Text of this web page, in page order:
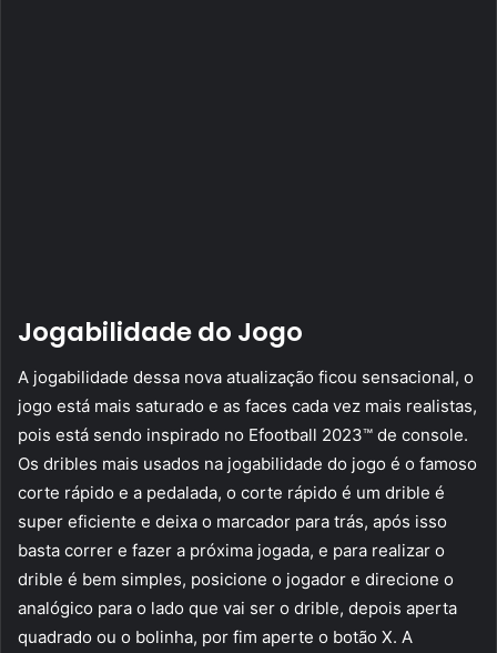
Jogabilidade do Jogo
A jogabilidade dessa nova atualização ficou sensacional, o
jogo está mais saturado e as faces cada vez mais realistas,
pois está sendo inspirado no Efootball 2023™ de console.
Os dribles mais usados na jogabilidade do jogo é o famoso
corte rápido e a pedalada, o corte rápido é um drible é
super eficiente e deixa o marcador para trás, após isso
basta correr e fazer a próxima jogada, e para realizar o
drible é bem simples, posicione o jogador e direcione o
analógico para o lado que vai ser o drible, depois aperta
quadrado ou o bolinha, por fim aperte o botão X. A